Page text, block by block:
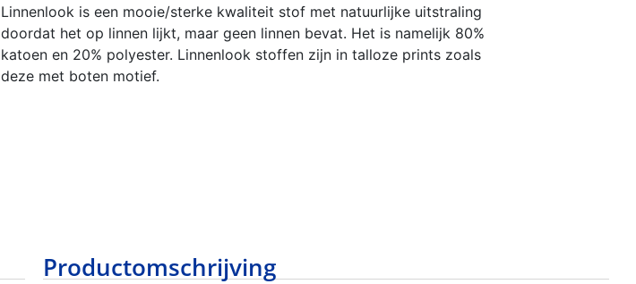
Linnenlook is een mooie/sterke kwaliteit stof met natuurlijke uitstraling
doordat het op linnen lijkt, maar geen linnen bevat. Het is namelijk 80%
katoen en 20% polyester. Linnenlook stoffen zijn in talloze prints zoals
deze met boten motief.
Productomschrijving